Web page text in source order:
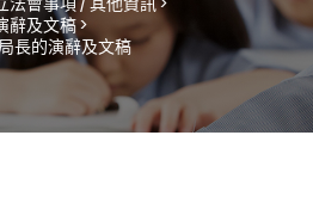
辭及文稿 >
長的演辭及文稿